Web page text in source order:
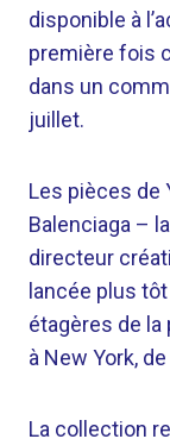
disponible à
première fois
dans un
juillet.
Les pièces de
Balenciaga –
directeur
lancée plus
étagères de la
à New York,
La collection